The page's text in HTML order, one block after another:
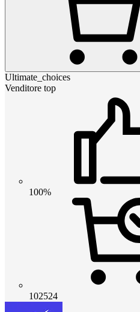
Ultimate_choices
Venditore top
100%
102524